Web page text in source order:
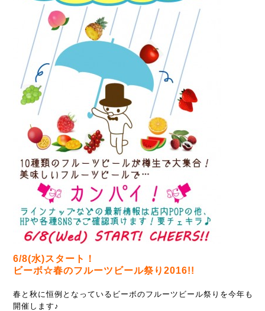
6/8(水)スタート！
ビーボ☆春のフルーツビール祭り2016!!
春と秋に恒例となっているビーボのフルーツビール祭りを今年も
開催します♪